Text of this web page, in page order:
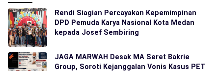
Rendi Siagian Percayakan Kepemimpinan
DPD Pemuda Karya Nasional Kota Medan
kepada Josef Sembiring
JAGA MARWAH Desak MA Seret Bakrie
Group, Soroti Kejanggalan Vonis Kasus PET